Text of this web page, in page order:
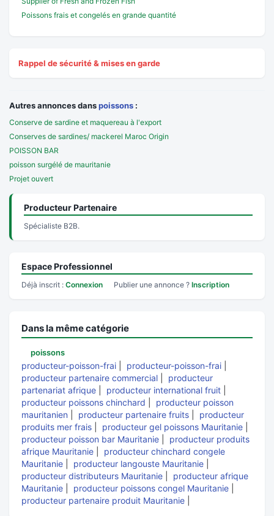
Poissons frais et congelés en grande quantité
Rappel de sécurité & mises en garde
Autres annonces danspoissons :
Conserve de sardine et maquereau à l'export
Conserves de sardines/ mackerel Maroc Origin
POISSON BAR
poisson surgélé de mauritanie
Projet ouvert
Producteur Partenaire
Spécialiste B2B.
Espace Professionnel
Déjà inscrit : Connexion Publier une annonce ? Inscription
Dans la même catégorie
poissons
producteur-poisson-frai producteur-poisson-frai
producteur partenaire commercial
producteur
partenariat afrique
producteur international fruit
producteur poissons chinchard
producteur poisson
mauritanien
producteur partenaire fruits
producteur
produits mer frais
producteur gel poissons Mauritanie
producteur poisson bar Mauritanie
producteur produits
afrique Mauritanie
producteur chinchard congele
Mauritanie
producteur langouste Mauritanie
producteur distributeurs Mauritanie
producteur afrique
Mauritanie
producteur poissons congel Mauritanie
producteur partenaire produit Mauritanie